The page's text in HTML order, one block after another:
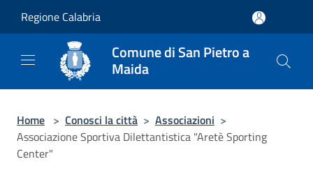
Regione Calabria
Comune di San Pietro a
Maida
Home > Conosci la città > Associazioni >
Associazione Sportiva Dilettantistica "Aretè Sporting
Center"